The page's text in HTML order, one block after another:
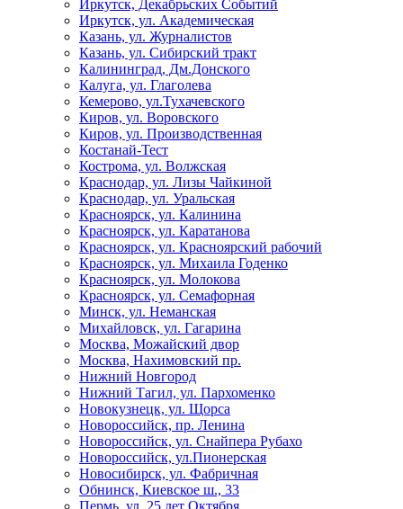
Иркутск, Декабрьских Событий
Иркутск, ул. Академическая
Казань, ул. Журналистов
Казань, ул. Сибирский тракт
Калининград, Дм.Донского
Калуга, ул. Глаголева
Кемерово, ул.Тухачевского
Киров, ул. Воровского
Киров, ул. Производственная
Костанай-Тест
Кострома, ул. Волжская
Краснодар, ул. Лизы Чайкиной
Краснодар, ул. Уральская
Красноярск, ул. Калинина
Красноярск, ул. Каратанова
Красноярск, ул. Красноярский рабочий
Красноярск, ул. Михаила Годенко
Красноярск, ул. Молокова
Красноярск, ул. Семафорная
Минск, ул. Неманская
Михайловск, ул. Гагарина
Москва, Можайский двор
Москва, Нахимовский пр.
Нижний Новгород
Нижний Тагил, ул. Пархоменко
Новокузнецк, ул. Щорса
Новороссийск, пр. Ленина
Новороссийск, ул. Снайпера Рубахо
Новороссийск, ул.Пионерская
Новосибирск, ул. Фабричная
Обнинск, Киевское ш., 33
Пермь, ул. 25 лет Октября